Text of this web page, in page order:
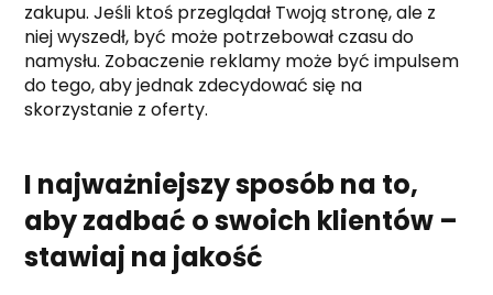
zakupu. Jeśli ktoś przeglądał Twoją stronę, ale z
niej wyszedł, być może potrzebował czasu do
namysłu. Zobaczenie reklamy może być impulsem
do tego, aby jednak zdecydować się na
skorzystanie z oferty.
I najważniejszy sposób na to,
aby zadbać o swoich klientów –
stawiaj na jakość